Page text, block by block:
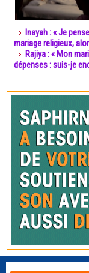
Inayah : « Je
mariage religieux,
Rajiya : « Mon
dépenses : suis-je